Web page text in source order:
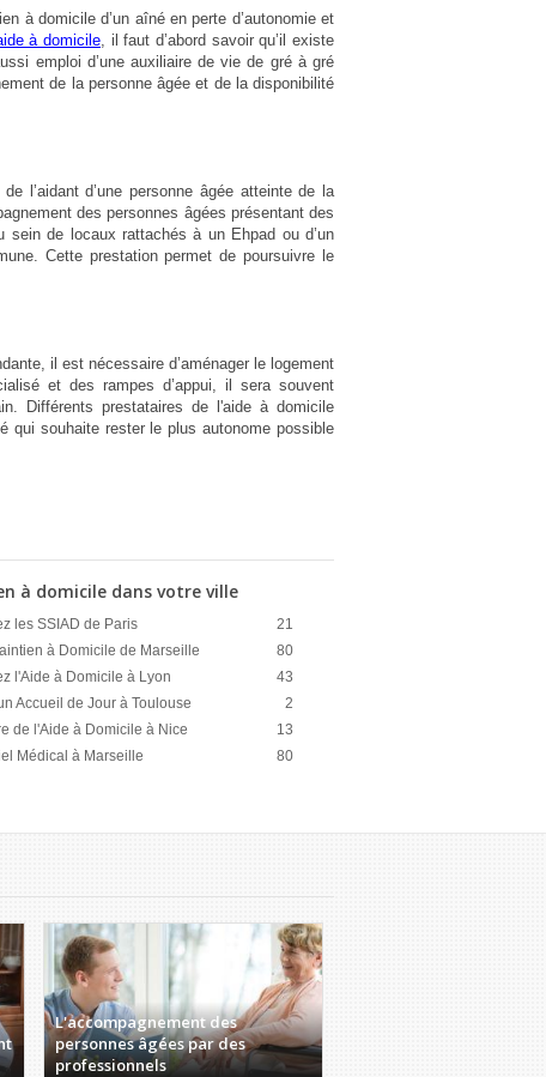
à domicile d’un aîné en perte d’autonomie et
à domicile, il faut d’abord savoir qu’il existe
emploi d’une auxiliaire de vie de gré à gré
de la personne âgée et de la disponibilité
l’aidant d’une personne âgée atteinte de la
des personnes âgées présentant des
sein de locaux rattachés à un Ehpad ou d’un
Cette prestation permet de poursuivre le
il est nécessaire d’aménager le logement
et des rampes d’appui, il sera souvent
Différents prestataires de l'aide à domicile
qui souhaite rester le plus autonome possible
à domicile dans votre ville
les SSIAD de Paris
21
à Domicile de Marseille
80
l'Aide à Domicile à Lyon
43
Accueil de Jour à Toulouse
2
de l'Aide à Domicile à Nice
13
Médical à Marseille
80
L'accompagnement des
personnes âgées par des
professionnels